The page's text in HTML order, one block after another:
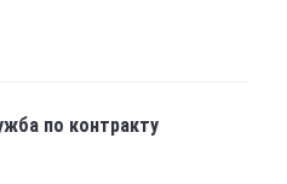
по контракту